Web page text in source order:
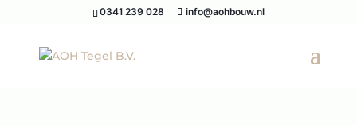
0341 239 028 info@aohbouw.nl